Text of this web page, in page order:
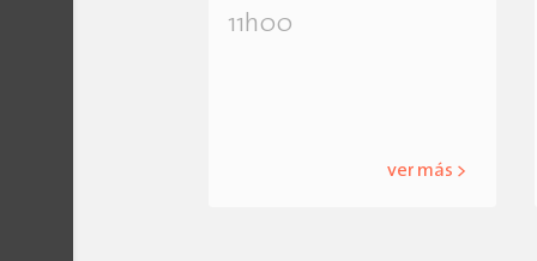
11h00
ver más >